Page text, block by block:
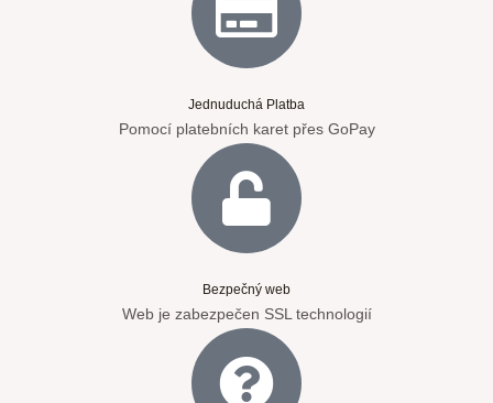
Jednuduchá Platba
Pomocí platebních karet přes GoPay
Bezpečný web
Web je zabezpečen SSL technologií